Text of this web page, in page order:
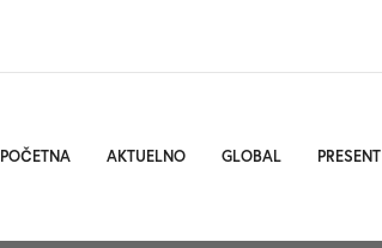
POČETNA AKTUELNO GLOBAL PRESENT